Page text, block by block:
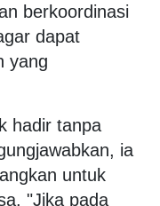
berkoordinasi
dapat
yang
hadir tanpa
ia
untuk
"Jika pada